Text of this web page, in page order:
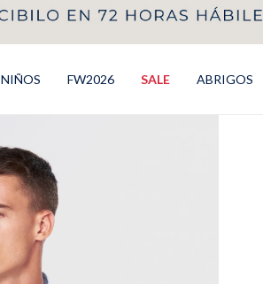
NIÑOS FW2026 SALE ABRIGOS